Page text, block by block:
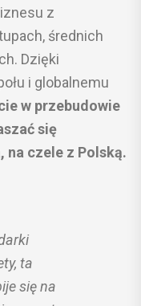
z
średnich
Dzięki
i globalnemu
w przebudowie
się
na czele z Polską.
ta
się na